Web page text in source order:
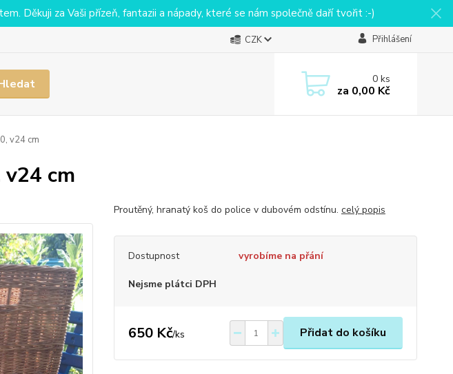
Děkuji za Vaši přízeň, fantazii a nápady, které se nám společně daří tvořit :-)
CZK Přihlášení
0ks
za 0,00 Kč
v24 cm
cm
Proutěný, hranatý koš do police v dubovém odstínu. celý popis
Dostupnost vyrobíme na přání
Nejsme plátci DPH
650 Kč/ks Přidat do košíku